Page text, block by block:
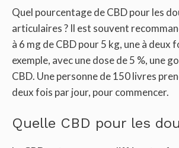
Quel pourcentage de CBD pour les
articulaires ? Il est souvent
à 6 mg de CBD pour 5 kg, une à deux
exemple, avec une dose de 5 %, une
CBD. Une personne de 150 livres
deux fois par jour, pour commencer.
Quelle CBD pour les